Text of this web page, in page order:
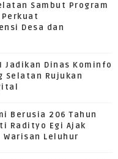
Sambut Program
Desa dan
Jadikan Dinas Kominfo
Selatan Rujukan
Berusia 206 Tahun
Radityo Egi Ajak
Warisan Leluhur